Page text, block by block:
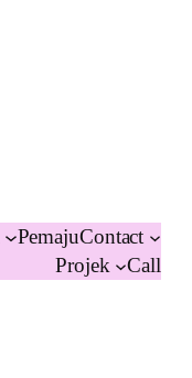
PemajuContact
Projek
Call